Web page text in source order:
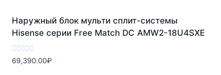
Наружный блок мульти сплит-системы
Hisense серии Free Match DC AMW2-18U4SXE
Оценка
0
69,390.00₽